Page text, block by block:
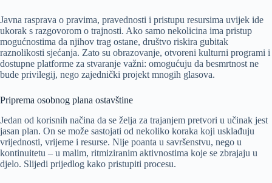
Javna rasprava o pravima, pravednosti i pristupu resursima uvijek ide
ukorak s razgovorom o trajnosti. Ako samo nekolicina ima pristup
mogućnostima da njihov trag ostane, društvo riskira gubitak
raznolikosti sjećanja. Zato su obrazovanje, otvoreni kulturni programi i
dostupne platforme za stvaranje važni: omogućuju da besmrtnost ne
bude privilegij, nego zajednički projekt mnogih glasova.
Priprema osobnog plana ostavštine
Jedan od korisnih načina da se želja za trajanjem pretvori u učinak jest
jasan plan. On se može sastojati od nekoliko koraka koji usklađuju
vrijednosti, vrijeme i resurse. Nije poanta u savršenstvu, nego u
kontinuitetu – u malim, ritmiziranim aktivnostima koje se zbrajaju u
djelo. Slijedi prijedlog kako pristupiti procesu.